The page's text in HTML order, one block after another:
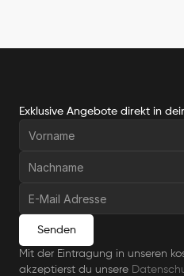
Exklusive Angebote direkt in
Senden
Mit der Eintragung in unseren
akzeptierst du unsere